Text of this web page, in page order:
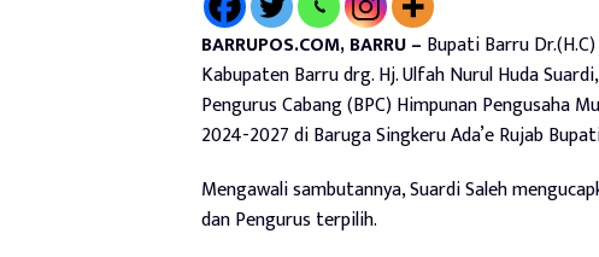
BARRUPOS.COM, BARRU – Bupati Barru
Kabupaten Barru drg. Hj. Ulfah Nurul Huda
Pengurus Cabang (BPC) Himpunan Pengusaha
2024-2027 di Baruga Singkeru Ada’e Rujab
Mengawali sambutannya, Suardi Saleh
dan Pengurus terpilih.